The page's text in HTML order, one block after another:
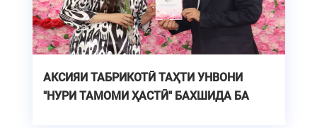
АКСИЯИ ТАБРИКОТӢ ТАҲТИ УНВОНИ
"НУРИ ТАМОМИ ҲАСТӢ" БАХШИДА БА